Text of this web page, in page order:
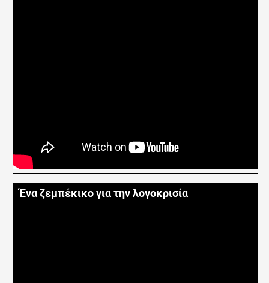
Ένα ζεμπέκικο για την λογοκρισία